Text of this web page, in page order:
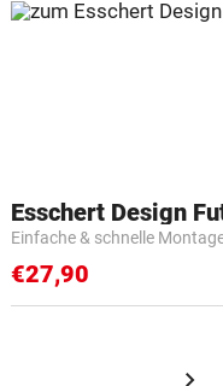
Einfache & schnelle
€27,90